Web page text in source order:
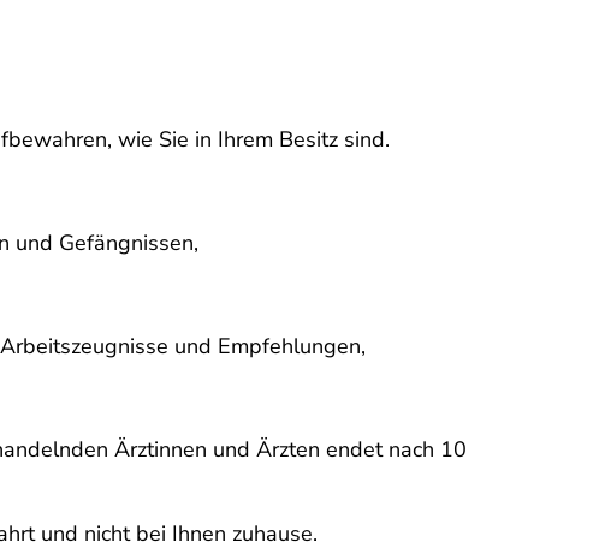
wie Sie in Ihrem Besitz sind.
und Gefängnissen,
und Empfehlungen,
Ärztinnen und Ärzten endet nach 10
und nicht bei Ihnen zuhause.